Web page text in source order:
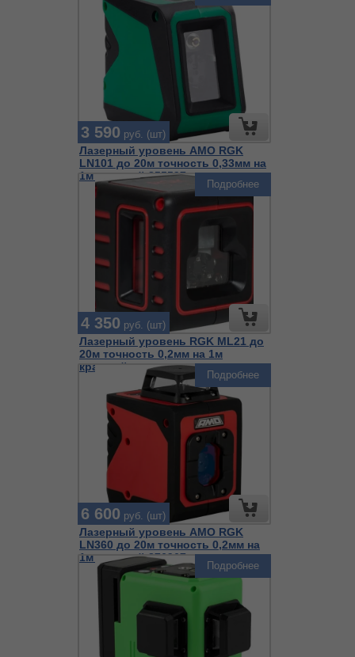
Лазерный уровень AMO RGK
LN101 до 20м точность 0,33мм на
1м зеленый 855597
3 590 руб. (шт)
Лазерный уровень RGK ML21 до
20м точность 0,2мм на 1м
красный
4 350 руб. (шт)
Подробнее
Лазерный уровень AMO RGK
LN360 до 20м точность 0,2мм на
1м красный 876967
6 600 руб. (шт)
Подробнее
Подробнее